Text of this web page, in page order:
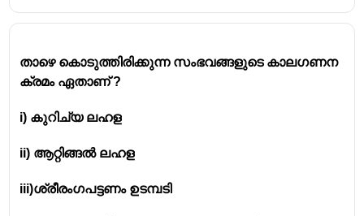
താഴെ കൊടുത്തിരിക്കുന്ന സംഭവങ്ങളുടെ കാലഗണന
ക്രമം ഏതാണ് ?
i) കുറിച്യ ലഹള
ii) ആറ്റിങ്ങൽ ലഹള
iii)ശ്രീരംഗപട്ടണം ഉടമ്പടി